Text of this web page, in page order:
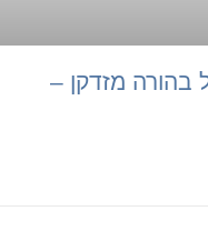
מזדקן –